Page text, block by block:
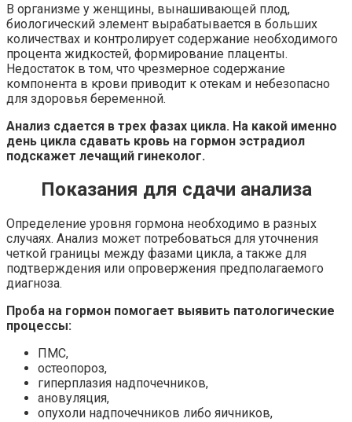
В организме у женщины, вынашивающей плод,
биологический элемент вырабатывается в больших
количествах и контролирует содержание необходимого
процента жидкостей, формирование плаценты.
Недостаток в том, что чрезмерное содержание
компонента в крови приводит к отекам и небезопасно
для здоровья беременной.
Анализ сдается в трех фазах цикла. На какой именно
день цикла сдавать кровь на гормон эстрадиол
подскажет лечащий гинеколог.
Показания для сдачи анализа
Определение уровня гормона необходимо в разных
случаях. Анализ может потребоваться для уточнения
четкой границы между фазами цикла, а также для
подтверждения или опровержения предполагаемого
диагноза.
Проба на гормон помогает выявить патологические
процессы:
ПМС,
остеопороз,
гиперплазия надпочечников,
ановуляция,
опухоли надпочечников либо яичников,